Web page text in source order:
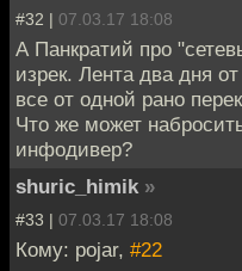
#32 | 07.03.17 18:08
А Панкратий про
изрек. Лента два дня
все от одной рано
Что же может
инфодивер?
shuric_himik »
#33 | 07.03.17 18:08
Кому: pojar, #22